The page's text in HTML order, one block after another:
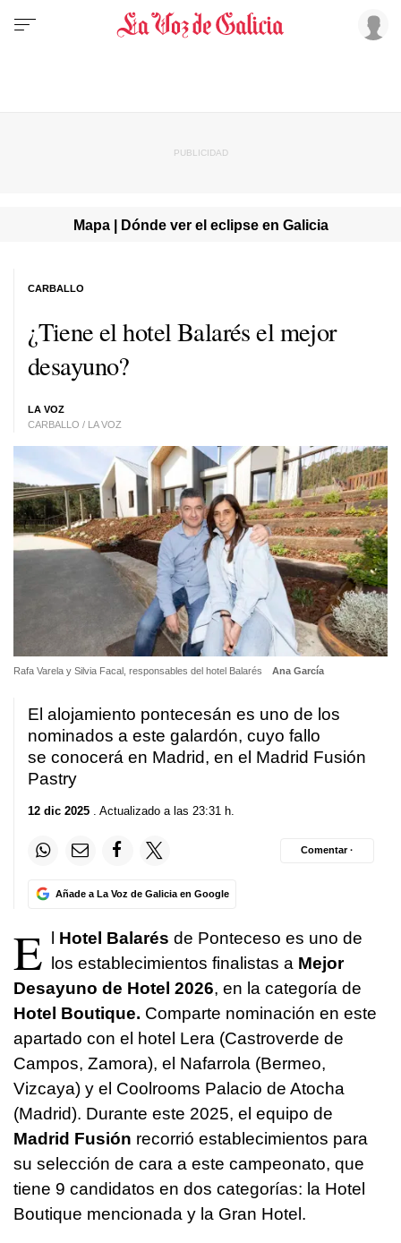
Mapa | Dónde ver el eclipse en Galicia
¿Tiene el hotel Balarés el mejor
desayuno?
LA VOZ
CARBALLO / LA VOZ
CARBALLO
Rafa Varela y Silvia Facal, responsables del hotel Balarés Ana García
El alojamiento pontecesán es uno de los
nominados a este galardón, cuyo fallo
se conocerá en Madrid, en el Madrid Fusión
Pastry
12 dic 2025 . Actualizado a las 23:31 h.
Añade a La Voz de Galicia en Google
Comentar ·
E l Hotel Balarés de Ponteceso es uno de
los establecimientos finalistas a Mejor
Desayuno de Hotel 2026, en la categoría de
Hotel Boutique. Comparte nominación en este
apartado con el hotel Lera (Castroverde de
Campos, Zamora), el Nafarrola (Bermeo,
Vizcaya) y el Coolrooms Palacio de Atocha
(Madrid). Durante este 2025, el equipo de
Madrid Fusión recorrió establecimientos para
su selección de cara a este campeonato, que
tiene 9 candidatos en dos categorías: la Hotel
Boutique mencionada y la Gran Hotel.